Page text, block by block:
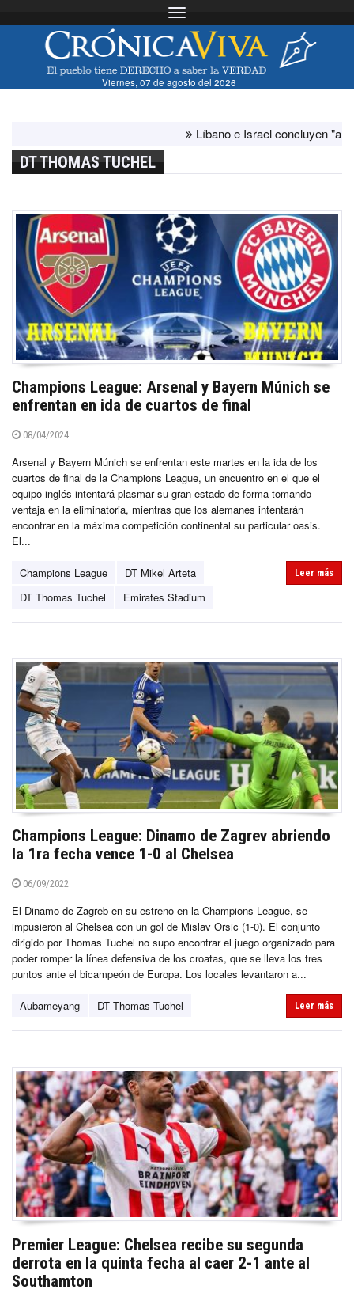
Toggle navigation
Viernes, 07 de agosto del 2026
Líbano e Israel concluyen "antes de
DT THOMAS TUCHEL
Champions League: Arsenal y Bayern Múnich se
enfrentan en ida de cuartos de final
08/04/2024
Arsenal y Bayern Múnich se enfrentan este martes en la ida de los
cuartos de final de la Champions League, un encuentro en el que el
equipo inglés intentará plasmar su gran estado de forma tomando
ventaja en la eliminatoria, mientras que los alemanes intentarán
encontrar en la máxima competición continental su particular oasis.
El...
Champions League
DT Mikel Arteta
DT Thomas Tuchel
Emirates Stadium
Leer más
Champions League: Dinamo de Zagrev abriendo
la 1ra fecha vence 1-0 al Chelsea
06/09/2022
El Dinamo de Zagreb en su estreno en la Champions League, se
impusieron al Chelsea con un gol de Mislav Orsic (1-0). El conjunto
dirigido por Thomas Tuchel no supo encontrar el juego organizado para
poder romper la línea defensiva de los croatas, que se lleva los tres
puntos ante el bicampeón de Europa. Los locales levantaron a...
Aubameyang DT Thomas Tuchel Leer más
Premier League: Chelsea recibe su segunda
derrota en la quinta fecha al caer 2-1 ante al
Southamton